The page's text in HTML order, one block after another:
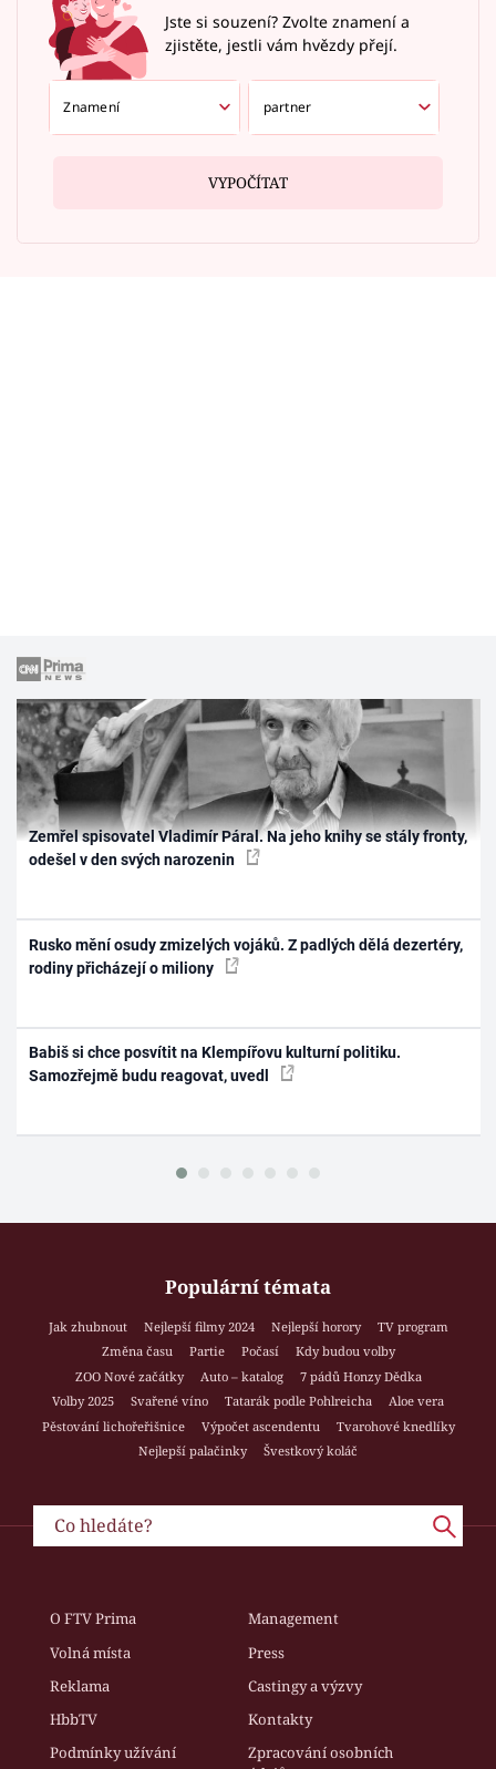
Jste si souzení? Zvolte znamení a
zjistěte, jestli vám hvězdy přejí.
VYPOČÍTAT
Zemřel spisovatel Vladimír Páral. Na jeho knihy se stály fronty,
odešel v den svých narozenin
Rusko mění osudy zmizelých vojáků. Z padlých dělá dezertéry,
rodiny přicházejí o miliony
Babiš si chce posvítit na Klempířovu kulturní politiku.
Samozřejmě budu reagovat, uvedl
Populární témata
Jak zhubnout Nejlepší filmy 2024 Nejlepší horory
TV program
Změna času
Partie Počasí
Kdy budou volby
ZOO Nové začátky
Auto – katalog
7 pádů Honzy Dědka
Volby 2025
Svařené víno Tatarák podle Pohlreicha
Aloe vera
Pěstování lichořeřišnice
Výpočet ascendentu
Tvarohové knedlíky
Nejlepší palačinky
Švestkový koláč
O FTV Prima
Management
Volná místa
Press
Reklama
Castingy a výzvy
HbbTV
Kontakty
Podmínky užívání
Zpracování osobních